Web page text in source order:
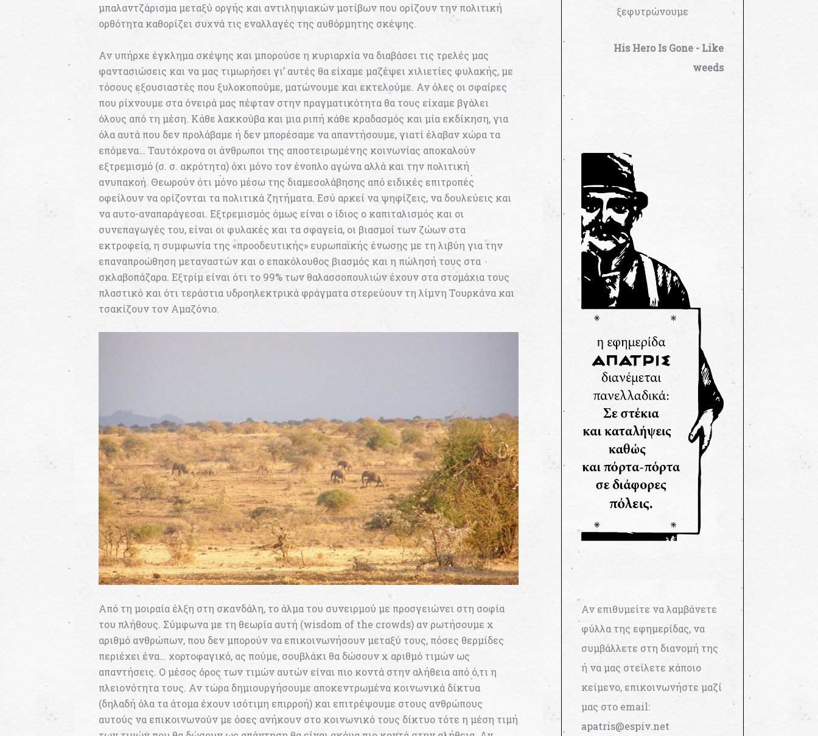
μπαλαντζάρισμα μεταξύ οργής και αντιληψιακών μοτίβων που ορίζουν την πολιτική
ορθότητα καθορίζει συχνά τις εναλλαγές της αυθόρμητης σκέψης.
Αν υπήρχε έγκλημα σκέψης και μπορούσε η κυριαρχία να διαβάσει τις τρελές μας
φαντασιώσεις και να μας τιμωρήσει γι’ αυτές θα είχαμε μαζέψει χιλιετίες φυλακής, με
τόσους εξουσιαστές που ξυλοκοπούμε, ματώνουμε και εκτελούμε. Αν όλες οι σφαίρες
που ρίχνουμε στα όνειρά μας πέφταν στην πραγματικότητα θα τους είχαμε βγάλει
όλους από τη μέση. Κάθε λακκούβα και μια ριπή κάθε κραδασμός και μία εκδίκηση, για
όλα αυτά που δεν προλάβαμε ή δεν μπορέσαμε να απαντήσουμε, γιατί έλαβαν χώρα τα
επόμενα… Ταυτόχρονα οι άνθρωποι της αποστειρωμένης κοινωνίας αποκαλούν
εξτρεμισμό (σ. σ. ακρότητα) όχι μόνο τον ένοπλο αγώνα αλλά και την πολιτική
ανυπακοή. Θεωρούν ότι μόνο μέσω της διαμεσολάβησης από ειδικές επιτροπές
οφείλουν να ορίζονται τα πολιτικά ζητήματα. Εσύ αρκεί να ψηφίζεις, να δουλεύεις και
να αυτο-αναπαράγεσαι. Εξτρεμισμός όμως είναι ο ίδιος ο καπιταλισμός και οι
συνεπαγωγές του, είναι οι φυλακές και τα σφαγεία, οι βιασμοί των ζώων στα
εκτροφεία, η συμφωνία της «προοδευτικής» ευρωπαϊκής ένωσης με τη λιβύη για την
επαναπροώθηση μεταναστών και ο επακόλουθος βιασμός και η πώλησή τους στα
σκλαβοπάζαρα. Εξτρίμ είναι ότι το 99% των θαλασσοπουλιών έχουν στα στομάχια τους
πλαστικό και ότι τεράστια υδροηλεκτρικά φράγματα στερεύουν τη λίμνη Τουρκάνα και
τσακίζουν τον Αμαζόνιο.
Από τη μοιραία έλξη στη σκανδάλη, το άλμα του συνειρμού με προσγειώνει στη σοφία
του πλήθους. Σύμφωνα με τη θεωρία αυτή (wisdom of the crowds) αν ρωτήσουμε x
αριθμό ανθρώπων, που δεν μπορούν να επικοινωνήσουν μεταξύ τους, πόσες θερμίδες
περιέχει ένα… χορτοφαγικό, ας πούμε, σουβλάκι θα δώσουν x αριθμό τιμών ως
απαντήσεις. Ο μέσος όρος των τιμών αυτών είναι πιο κοντά στην αλήθεια από ό,τι η
πλειονότητα τους. Αν τώρα δημιουργήσουμε αποκεντρωμένα κοινωνικά δίκτυα
(δηλαδή όλα τα άτομα έχουν ισότιμη επιρροή) και επιτρέψουμε στους ανθρώπους
αυτούς να επικοινωνούν με όσες ανήκουν στο κοινωνικό τους δίκτυο τότε η μέση τιμή
ξεφυτρώνουμε
His Hero Is Gone - Like
weeds
Αν επιθυμείτε να λαμβάνετε
φύλλα της εφημερίδας, να
συμβάλλετε στη διανομή της
ή να μας στείλετε κάποιο
κείμενο, επικοινωνήστε μαζί
μας στο email:
apatris@espiv.net